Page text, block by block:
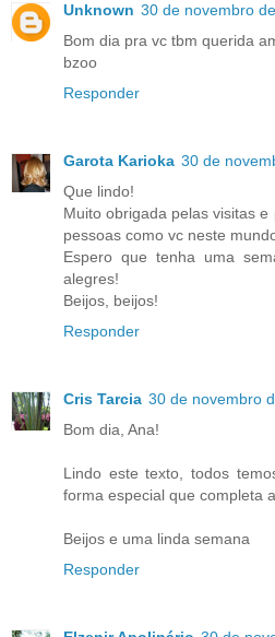
Unknown 30 de novembro
Bom dia pra vc tbm querida
bzoo
Responder
Garota Karioka 30 de
Que lindo!
Muito obrigada pelas visitas
pessoas como vc neste
Espero que tenha uma
alegres!
Beijos, beijos!
Responder
Cris Tarcia 30 de novembro
Bom dia, Ana!
Lindo este texto, todos
forma especial que completa
Beijos e uma linda semana
Responder